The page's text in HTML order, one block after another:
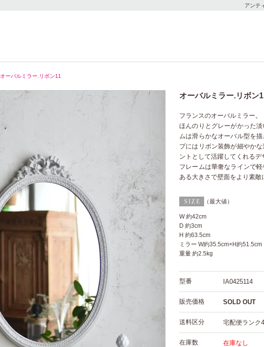
アンテ
オーバルミラー.リボン11
オーバルミラー.リボン
フランスのオーバルミラー。
ほんのりとグレーがかった
ムは滑らかなオーバル型を
プにはリボン装飾が細やか
ントとして活躍してくれるデ
フレームは華奢なラインで
ある大きさで壁面をより素敵
W 約42cm
D 約3cm
H 約63.5cm
ミラー W約35.5cm×H約51.5cm
重量 約2.5kg
（最大値）
型番 IA0425114
販売価格 SOLD OUT
送料区分 宅配便ランク4
在庫数 在庫なし